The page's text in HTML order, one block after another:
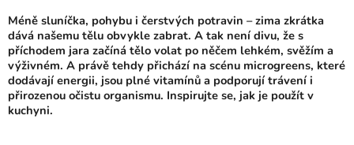
Méně sluníčka, pohybu i čerstvých potravin – zima zkrátka
dává našemu tělu obvykle zabrat. A tak není divu, že s
příchodem jara začíná tělo volat po něčem lehkém, svěžím a
výživném. A právě tehdy přichází na scénu microgreens, které
dodávají energii, jsou plné vitamínů a podporují trávení i
přirozenou očistu organismu. Inspirujte se, jak je použít v
kuchyni.